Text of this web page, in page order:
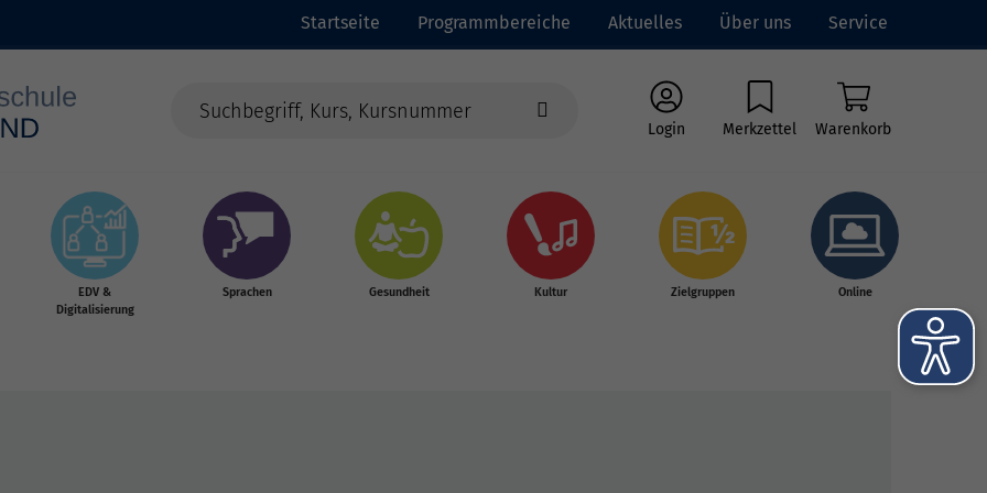
Startseite Programmbereiche Aktuelles Über uns Service
Login Merkzettel Warenkorb
EDV &
Digitalisierung
Sprachen Gesundheit Kultur Zielgruppen Online